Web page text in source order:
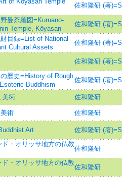
佐和隆研 (著
曼荼羅図=Kumano-
Temple, Kôyasan
佐和隆研 (著
目録=List of National
Cultural Assets
佐和隆研 (著
佐和隆研 (著
歷史=History of Rough
Buddhism
佐和隆研 (著
美術 佐和隆研
術 佐和隆研
Art
佐和隆研 (著
・オリッサ地方の仏教
佐和隆研
・オリッサ地方の仏教
佐和隆研